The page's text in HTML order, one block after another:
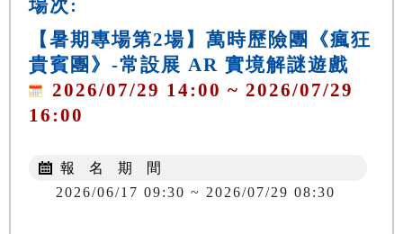
場次:
【暑期專場第2場】萬時歷險團《瘋狂
貴賓團》-常設展 AR 實境解謎遊戲
2026/07/29 14:00 ~ 2026/07/29
16:00
報 名 期 間
2026/06/17 09:30 ~ 2026/07/29 08:30